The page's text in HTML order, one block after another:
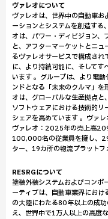
ヴァレオについて
ヴァレオは、世界中の自動車
ーションとシステムを創造する
オは、パワー・ディビジョン、
と、アフターマーケットとニ
るヴァレオサービスで構成さ
に、より持続可能に、そして
います 。グループは、より電
ンドとなる「未来のクルマ」
オは、グローバルな生産拠点と
ソフトウェアにおける技術的
シェアを高めています 。ヴァ
ヴァレオ：2025年の売上高
100,000名の従業員を擁し、
ター、19カ所の物流プラットフ
RESRGについて
塗装外装システムおよびコンポ
ーティブは、自動車業界にお
の大陸にわたる80年以上の成
え、世界中で1万人以上の高度